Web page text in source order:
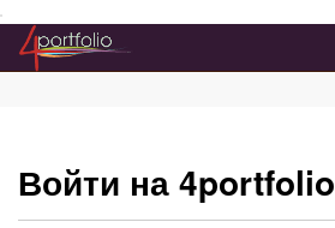
Преейти на главное меню
Войти на 4portfolio